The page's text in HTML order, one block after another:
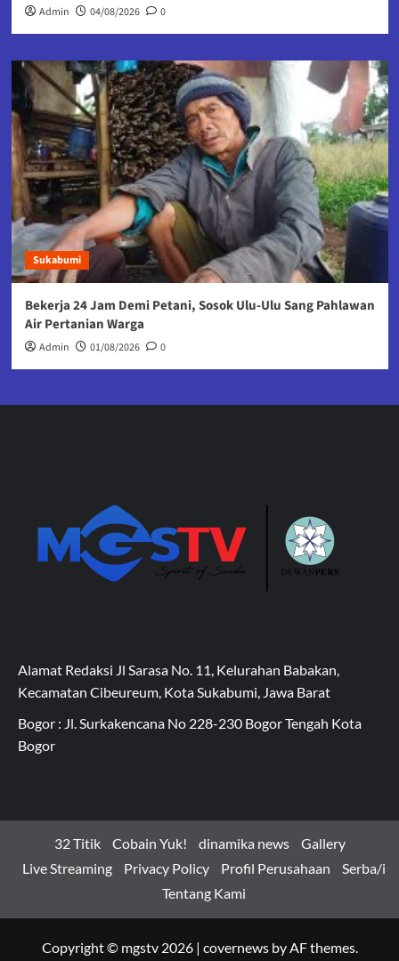
Admin 04/08/2026 0
Sukabumi
Bekerja 24 Jam Demi Petani, Sosok Ulu-Ulu Sang Pahlawan
Air Pertanian Warga
Admin 01/08/2026 0
Alamat Redaksi Jl Sarasa No. 11, Kelurahan Babakan,
Kecamatan Cibeureum, Kota Sukabumi, Jawa Barat
Bogor : Jl. Surkakencana No 228-230 Bogor Tengah Kota
Bogor
32 Titik Cobain Yuk! dinamika news
Gallery
Live Streaming
Privacy Policy Profil Perusahaan
Serba/i
Tentang Kami
Copyright © mgstv 2026 | covernewsby AF themes.